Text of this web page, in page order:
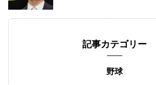
記事カテゴリー
野球